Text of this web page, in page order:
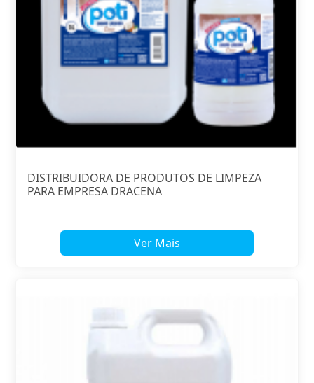
DISTRIBUIDORA DE PRODUTOS DE LIMPEZA
PARA EMPRESA DRACENA
Ver Mais